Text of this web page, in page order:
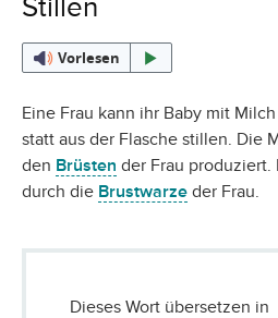
Stillen
Vorlesen
Eine Frau kann ihr Baby mit
statt aus der Flasche stillen. Die
den Brüsten der Frau produziert.
durch die Brustwarze der Frau.
Dieses Wort übersetzen in